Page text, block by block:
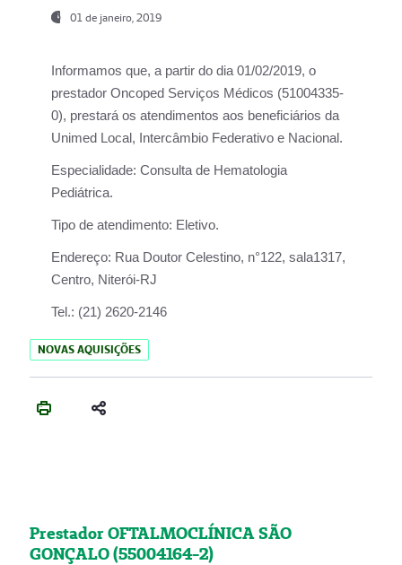
01 de janeiro, 2019
Informamos que, a partir do dia 01/02/2019, o
prestador Oncoped Serviços Médicos (51004335-
0), prestará os atendimentos aos beneficiários da
Unimed Local, Intercâmbio Federativo e Nacional.
Especialidade: Consulta de Hematologia
Pediátrica.
Tipo de atendimento: Eletivo.
Endereço: Rua Doutor Celestino, n°122, sala1317,
Centro, Niterói-RJ
Tel.: (21) 2620-2146
NOVAS AQUISIÇÕES
Prestador OFTALMOCLÍNICA SÃO
GONÇALO (55004164-2)